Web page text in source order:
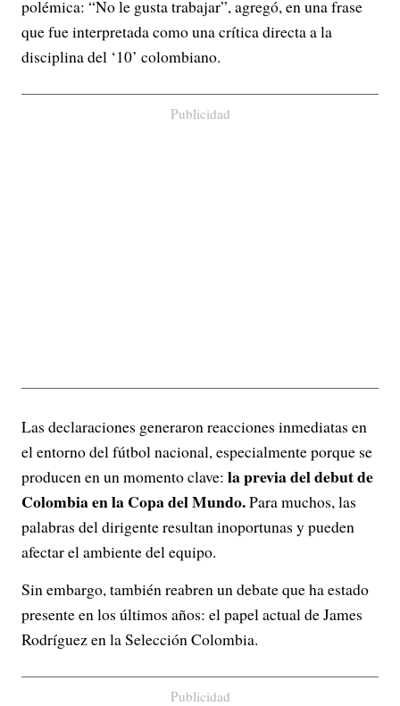
polémica: “No le gusta trabajar”, agregó, en una frase
que fue interpretada como una crítica directa a la
disciplina del ‘10’ colombiano.
Publicidad
Las declaraciones generaron reacciones inmediatas en
el entorno del fútbol nacional, especialmente porque se
producen en un momento clave: la previa del debut de
Colombia en la Copa del Mundo.Para muchos, las
palabras del dirigente resultan inoportunas y pueden
afectar el ambiente del equipo.
Sin embargo, también reabren un debate que ha estado
presente en los últimos años: el papel actual de James
Rodríguez en la Selección Colombia.
Publicidad